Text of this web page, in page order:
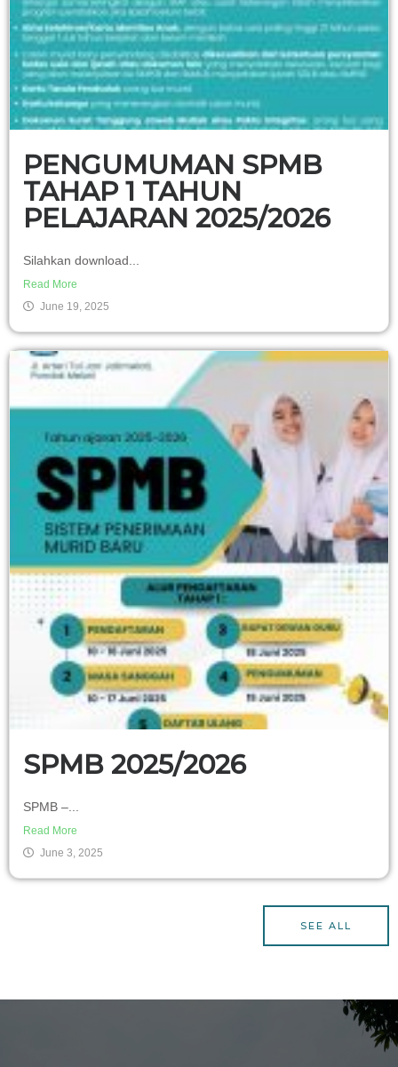
PENGUMUMAN SPMB
TAHAP 1 TAHUN
PELAJARAN 2025/2026
Silahkan download...
Read More
June 19, 2025
SPMB 2025/2026
SPMB –...
Read More
June 3, 2025
SEE ALL